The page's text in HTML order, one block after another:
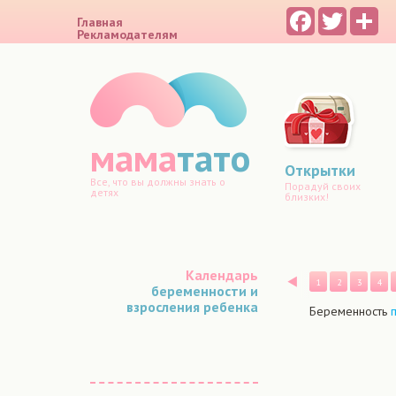
Главная
Рекламодателям
FacebookTwitter
маматато
Все, что вы должны знать о
детях
Открытки
Порадуй своих
близких!
Календарь
беременности и
взросления ребенка
Назад
1 2 3 4
Беременность